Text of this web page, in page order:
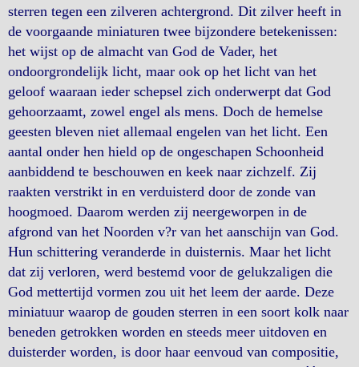
sterren tegen een zilveren achtergrond. Dit zilver heeft in
de voorgaande miniaturen twee bijzondere betekenissen:
het wijst op de almacht van God de Vader, het
ondoorgrondelijk licht, maar ook op het licht van het
geloof waaraan ieder schepsel zich onderwerpt dat God
gehoorzaamt, zowel engel als mens. Doch de hemelse
geesten bleven niet allemaal engelen van het licht. Een
aantal onder hen hield op de ongeschapen Schoonheid
aanbiddend te beschouwen en keek naar zichzelf. Zij
raakten verstrikt in en verduisterd door de zonde van
hoogmoed. Daarom werden zij neergeworpen in de
afgrond van het Noorden v?r van het aanschijn van God.
Hun schittering veranderde in duisternis. Maar het licht
dat zij verloren, werd bestemd voor de gelukzaligen die
God mettertijd vormen zou uit het leem der aarde. Deze
miniatuur waarop de gouden sterren in een soort kolk naar
beneden getrokken worden en steeds meer uitdoven en
duisterder worden, is door haar eenvoud van compositie,